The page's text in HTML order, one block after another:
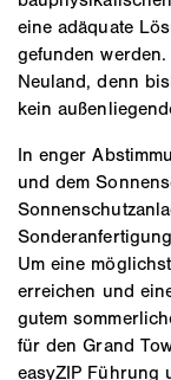
eine adäquate
gefunden
Neuland, denn
kein
In enger
und dem
Um eine
erreichen und
gutem
für den Grand
easyZIP Führung